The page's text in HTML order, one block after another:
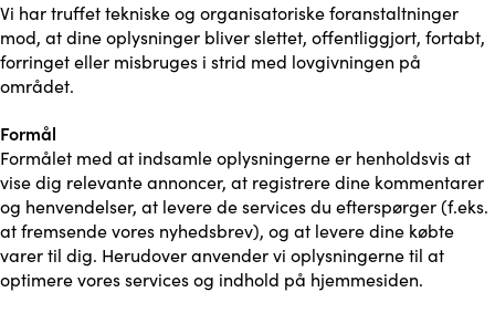
Vi har truffet tekniske og organisatoriske foranstaltninger
mod, at dine oplysninger bliver slettet, offentliggjort, fortabt,
forringet eller misbruges i strid med lovgivningen på
området.
Formål
Formålet med at indsamle oplysningerne er henholdsvis at
vise dig relevante annoncer, at registrere dine kommentarer
og henvendelser, at levere de services du efterspørger (f.eks.
at fremsende vores nyhedsbrev), og at levere dine købte
varer til dig. Herudover anvender vi oplysningerne til at
optimere vores services og indhold på hjemmesiden.